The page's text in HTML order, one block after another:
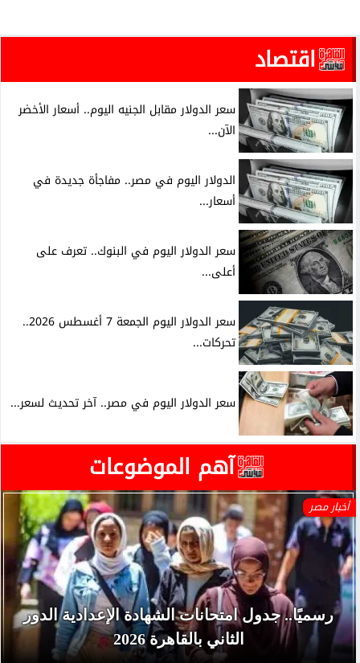
اقتصاد
سعر الدولار مقابل الجنيه اليوم.. أسعار الأخضر
الآن...
الدولار اليوم في مصر.. مفاجأة جديدة في
أسعار...
سعر الدولار اليوم في البنوك.. تعرف على
أعلى...
سعر الدولار اليوم الجمعة 7 أغسطس 2026..
تحركات...
سعر الدولار اليوم في مصر.. آخر تحديث لسعر...
آهم الموضوعات
أخبار مصر
رسميًا.. جدول امتحانات الشهادة الإعدادية الدور
الثاني بالقاهرة 2026